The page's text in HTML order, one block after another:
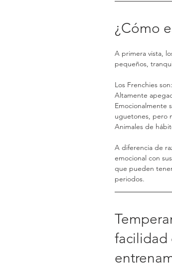
¿Cómo
A primera vista,
pequeños,
Los Frenchies son:
Altamente
Emocionalmente
uguetones, pero
Animales de
A diferencia de
emocional con
que pueden
periodos.
facilidad